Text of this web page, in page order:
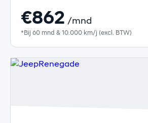
€862 /mnd
*Bij 60 mnd & 10.000 km/j (excl. BTW)